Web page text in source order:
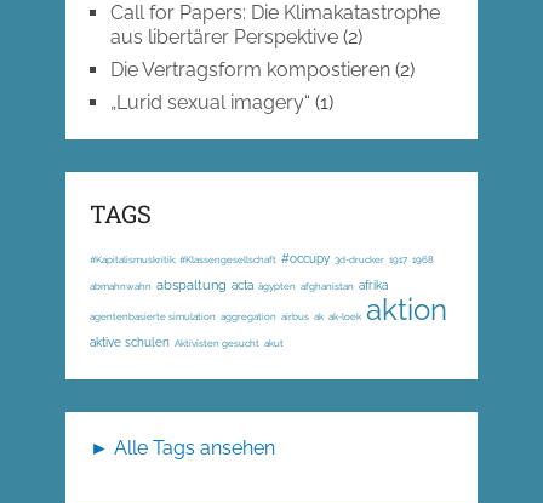
Call for Papers: Die Klimakatastrophe
aus libertärer Perspektive(2)
Die Vertragsform kompostieren(2)
„Lurid sexual imagery“ (1)
TAGS
#Kapitalismuskritik; #Klassengesellschaft #occupy 3d-drucker 1917 1968
abmahnwahn abspaltung acta ägypten afghanistan afrika
agentenbasierte simulation aggregation airbus ak ak-loek aktion
aktive schulen Aktivisten gesucht akut
► Alle Tags ansehen